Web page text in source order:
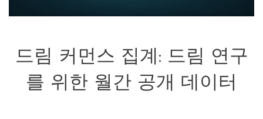
드림 커먼스 집계: 드림 연구
를 위한 월간 공개 데이터